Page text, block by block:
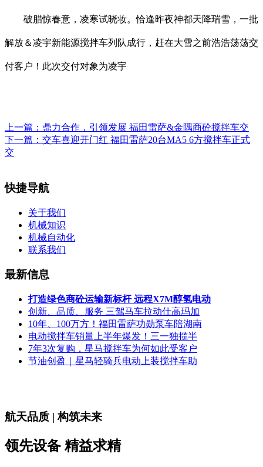
破腊惊春意，凌寒试晓妆。恰逢昨夜神都天降瑞雪，一批
解放＆凌宇新能源搅拌车列队成行，赶在大雪之前浩浩荡荡交
付客户！此次交付对象为凌宇
上一篇： 鼎力合作，引领发展 福田雷萨&金隅商砼搅拌车交
下一篇： 交车喜迎开门红 福田雷萨20台MA5 6方搅拌车正式
交
快捷导航
关于我们
机械知识
机械自动化
联系我们
最新信息
打造绿色商砼运输新标杆 远程X7M醇氢电动
创新、品质、服务 三驾马车拉动仕高玛加
10年、100万方！福田雷萨功勋泵车陪湖南
电动搅拌车销量上半年爆发！三一独揽半
7年3次复购，星马搅拌车为何如此受客户
节油创盈｜星马轻骑兵电动上装搅拌车助
航天品质 | 构筑未来
领先设备 精益求精